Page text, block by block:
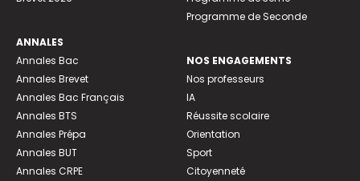
ANNALES
Annales Bac
Annales Brevet
Annales Bac Français
Annales BTS
Annales Prépa
Annales BUT
Annales CRPE
Programme de Seconde
NOS ENGAGEMENTS
Nos professeurs
IA
Réussite scolaire
Orientation
Sport
Citoyenneté